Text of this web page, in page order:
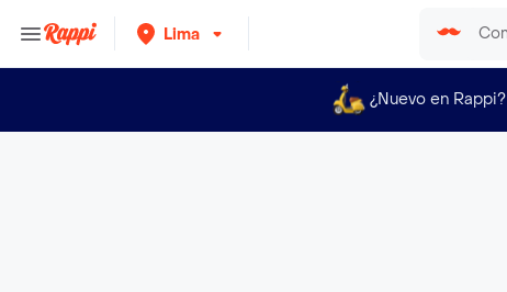
Lima
¿Nuevo en Rappi?